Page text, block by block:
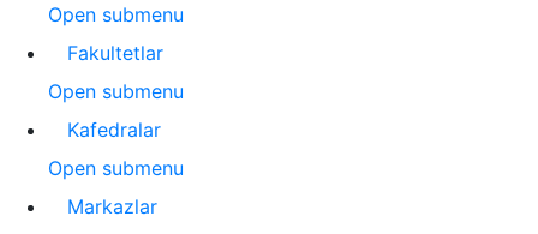
Open submenu
Fakultetlar
Open submenu
Kafedralar
Open submenu
Markazlar